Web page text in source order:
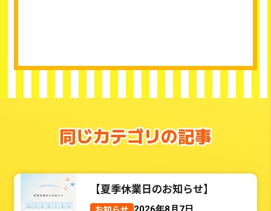
同じカテゴリの記事
【夏季休業日のお知らせ】